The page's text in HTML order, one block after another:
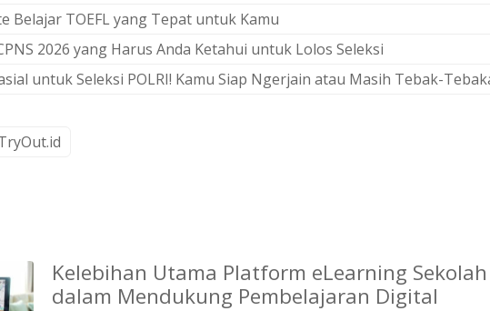
Belajar TOEFL yang Tepat untuk Kamu
2026 yang Harus Anda Ketahui untuk Lolos Seleksi
untuk Seleksi POLRI! Kamu Siap Ngerjain atau Masih Tebak-
Kelebihan Utama Platform eLearning
dalam Mendukung Pembelajaran Digital